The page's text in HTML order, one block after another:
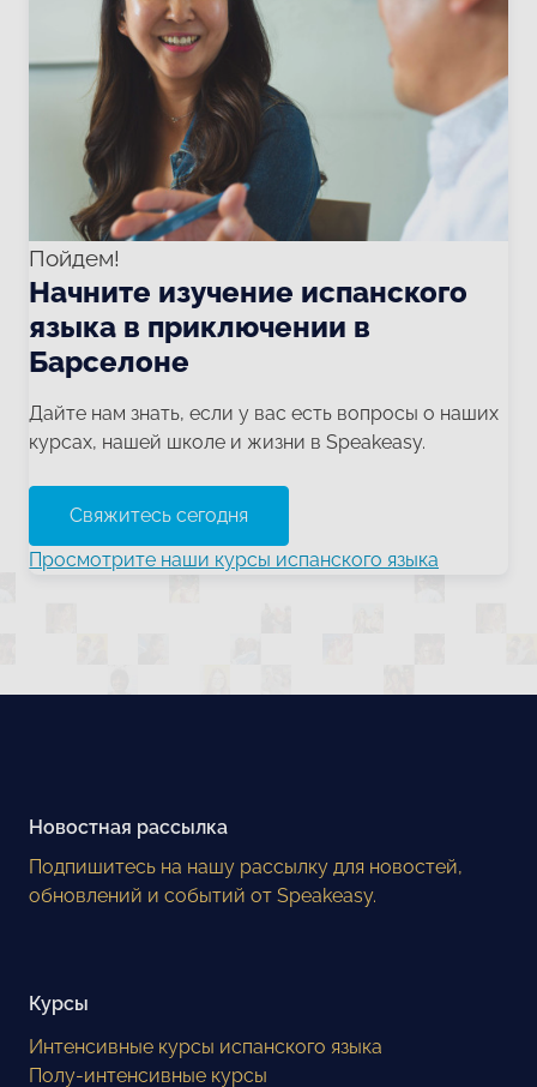
Пойдем!
Начните изучение испанского
языка в приключении в
Барселоне
Дайте нам знать, если у вас есть вопросы о наших
курсах, нашей школе и жизни в Speakeasy.
Свяжитесь сегодня
Просмотрите наши курсы испанского языка
Новостная рассылка
Подпишитесь на нашу рассылку для новостей,
обновлений и событий от Speakeasy.
Курсы
Интенсивные курсы испанского языка
Полу-интенсивные курсы